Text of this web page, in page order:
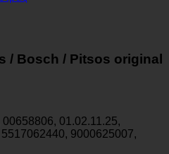
/ Bosch / Pitsos original
01.02.11.25,
9000625007,